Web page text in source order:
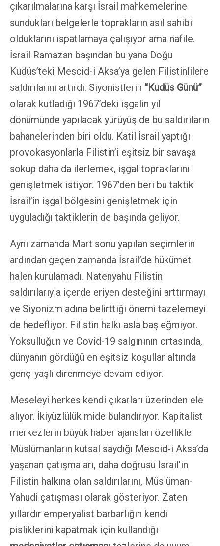
çıkarılmalarına karşı İsrail mahkemelerine
sundukları belgelerle toprakların asıl sahibi
olduklarını ispatlamaya çalışıyor ama nafile.
İsrail Ramazan başından bu yana Doğu
Kudüs’teki Mescid-i Aksa’ya gelen Filistinlilere
saldırılarını artırdı. Siyonistlerin “Kudüs Günü”
olarak kutladığı 1967’deki işgalin yıl
dönümünde yapılacak yürüyüş de bu saldırıların
bahanelerinden biri oldu. Katil İsrail yaptığı
provokasyonlarla Filistin’i eşitsiz bir savaşa
sokup daha da ilerlemek, işgal topraklarını
genişletmek istiyor. 1967’den beri bu taktik
İsrail’in işgal bölgesini genişletmek için
uyguladığı taktiklerin de başında geliyor.
Aynı zamanda Mart sonu yapılan seçimlerin
ardından geçen zamanda İsrail’de hükümet
halen kurulamadı. Natenyahu Filistin
saldırılarıyla içerde eriyen desteğini arttırmayı
ve Siyonizm adına belirttiği önemi tazelemeyi
de hedefliyor. Filistin halkı asla baş eğmiyor.
Yoksulluğun ve Covid-19 salgınının ortasında,
dünyanın gördüğü en eşitsiz koşullar altında
genç-yaşlı direnmeye devam ediyor.
Meseleyi herkes kendi çıkarları üzerinden ele
alıyor. İkiyüzlülük mide bulandırıyor. Kapitalist
merkezlerin büyük haber ajansları özellikle
Müslümanların kutsal saydığı Mescid-i Aksa’da
yaşanan çatışmaları, daha doğrusu İsrail’in
Filistin halkına olan saldırılarını, Müslüman-
Yahudi çatışması olarak gösteriyor. Zaten
yıllardır emperyalist barbarlığın kendi
pisliklerini kapatmak için kullandığı